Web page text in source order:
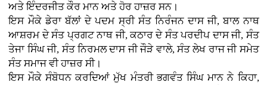
ਅਤੇ ਇੰਦਰਜੀਤ ਕੌਰ ਮਾਨ ਅਤੇ ਹੋਰ ਹਾਜ਼ਰ ਸਨ।
ਇਸ ਮੌਕੇ ਡੇਰਾ ਬੱਲਾਂ ਦੇ ਪਦਮ ਸ੍ਰੀ ਸੰਤ ਨਿਰੰਜਨ ਦਾਸ ਜੀ, ਬਾਲ ਨਾਥ
ਆਸ਼ਰਮ ਦੇ ਸੰਤ ਪ੍ਰਗਟ ਨਾਥ ਜੀ, ਕਠਾਰ ਦੇ ਸੰਤ ਪਰਦੀਪ ਦਾਸ ਜੀ, ਸੰਤ
ਤੇਜਾ ਸਿੰਘ ਜੀ, ਸੰਤ ਨਿਰਮਲ ਦਾਸ ਜੀ ਜੌੜੇ ਵਾਲੇ, ਸੰਤ ਲੇਖ ਰਾਜ ਜੀ ਸਮੇਤ
ਸੰਤ ਸਮਾਜ ਵੀ ਹਾਜ਼ਰ ਸੀ।
ਇਸ ਮੌਕੇ ਸੰਬੋਧਨ ਕਰਦਿਆਂ ਮੁੱਖ ਮੰਤਰੀ ਭਗਵੰਤ ਸਿੰਘ ਮਾਨ ਨੇ ਕਿਹਾ,